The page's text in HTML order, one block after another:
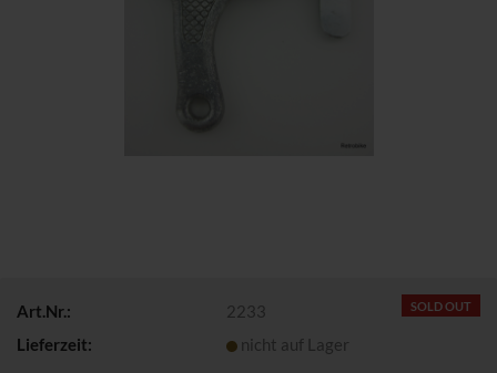
SOLD OUT
Art.Nr.:
2233
Lieferzeit:
nicht auf Lager